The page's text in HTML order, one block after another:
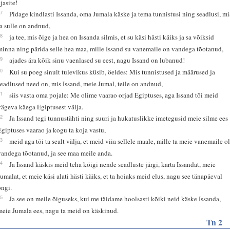
Pidage kindlasti Issanda, oma Jumala käske ja tema tunnistusi ning seadlusi,
sulle on andnud,
ja tee, mis õige ja hea on Issanda silmis, et su käsi hästi käiks ja sa võiksid
ning pärida selle hea maa, mille Issand su vanemaile on vandega tõotanud,
ajades ära kõik sinu vaenlased su eest, nagu Issand on lubanud!
Kui su poeg sinult tulevikus küsib, öeldes: Mis tunnistused ja määrused ja
need on, mis Issand, meie Jumal, teile on andnud,
siis vasta oma pojale: Me olime vaarao orjad Egiptuses, aga Issand tõi meid
käega Egiptusest välja.
Ja Issand tegi tunnustähti ning suuri ja hukatuslikke imetegusid meie silme ees
vaarao ja kogu ta koja vastu,
meid aga tõi ta sealt välja, et meid viia sellele maale, mille ta meie vanemaile
tõotanud, ja see maa meile anda.
Ja Issand käskis meid teha kõigi nende seadluste järgi, karta Issandat, meie
et meie käsi alati hästi käiks, et ta hoiaks meid elus, nagu see tänapäeval
Ja see on meile õiguseks, kui me täidame hoolsasti kõiki neid käske Issanda,
Jumala ees, nagu ta meid on käskinud.
Tn 2